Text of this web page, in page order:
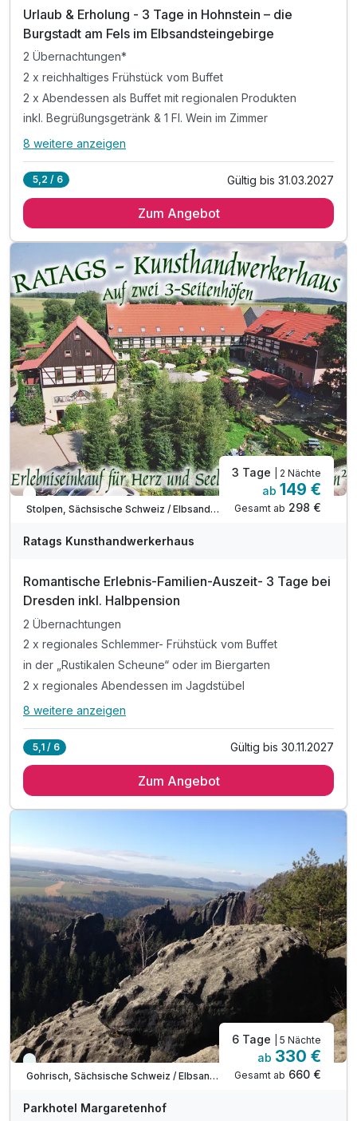
Urlaub & Erholung - 3 Tage in Hohnstein – die
Burgstadt am Fels im Elbsandsteingebirge
2 Übernachtungen*
2 x reichhaltiges Frühstück vom Buffet
2 x Abendessen als Buffet mit regionalen Produkten
inkl. Begrüßungsgetränk & 1 Fl. Wein im Zimmer
Alle Inklusivleistungen
2 x reichhaltiges Frühstück vom Buffet
inkl. Begrüßungsgetränk & 1 Fl. Wein im Zimmer
inkl. Gästekarte Sächsische Schweiz mobil -
"Erlebnisse Sächsische Schweiz"
- Romantische Fahrt mit der Kirnitzschtalbahn
- Freie Fahrt mit dem ÖPNV Sächsische Schweiz
- zahlreiche Vorteilen bei Freizeiterlebnissen
inkl. Entspannungszeit in unserem Wellnessbereich
Erholungszeit in unserer Sauna & 40qm Außenpool*
inkl. Parkplatz am Hotel
8 weitere anzeigen
5,2 / 6 Gültig bis 31.03.2027
Zum Angebot
In 1 Woche wieder frei
Stolpen, Sächsische Schweiz / Elbsandsteingebirge
3 Tage | 2 Nächte
ab 149 €
Gesamt ab 298 €
Ratags Kunsthandwerkerhaus
Romantische Erlebnis-Familien-Auszeit- 3 Tage bei
Dresden inkl. Halbpension
2 Übernachtungen
2 x regionales Schlemmer- Frühstück vom Buffet
in der „Rustikalen Scheune“ oder im Biergarten
2 x regionales Abendessen im Jagdstübel
Alle Inklusivleistungen
2 x regionales Schlemmer- Frühstück vom Buffet
Erzgebirgische Erlebniswelt mit Schauwerkstatt
inkl. Tobeparadies- Spielplatz für Kinder
inkl. Haustier-Tiergarten & Ententeich*
inkl. Eintritt in unserem Märchenwald
inkl. Eisgarten, Lehmbackofen & Räucherofen
inkl. Parkplatz am Hotel
Familienspaß o. Zeit zu zweit - Alles ist möglich!
8 weitere anzeigen
5,1 / 6 Gültig bis 30.11.2027
Zum Angebot
Viele Termine frei
Gohrisch, Sächsische Schweiz / Elbsandsteingebirge
6 Tage | 5 Nächte
ab 330 €
Gesamt ab 660 €
Parkhotel Margaretenhof